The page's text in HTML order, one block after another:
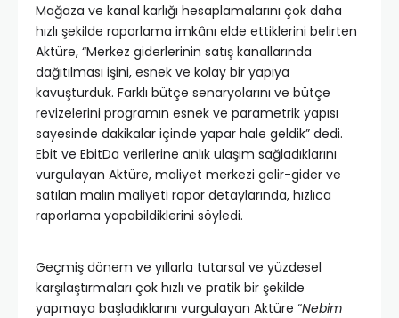
Mağaza ve kanal karlığı hesaplamalarını çok daha
hızlı şekilde raporlama imkânı elde ettiklerini belirten
Aktüre, “Merkez giderlerinin satış kanallarında
dağıtılması işini, esnek ve kolay bir yapıya
kavuşturduk. Farklı bütçe senaryolarını ve bütçe
revizelerini programın esnek ve parametrik yapısı
sayesinde dakikalar içinde yapar hale geldik” dedi.
Ebit ve EbitDa verilerine anlık ulaşım sağladıklarını
vurgulayan Aktüre, maliyet merkezi gelir-gider ve
satılan malın maliyeti rapor detaylarında, hızlıca
raporlama yapabildiklerini söyledi.
Geçmiş dönem ve yıllarla tutarsal ve yüzdesel
karşılaştırmaları çok hızlı ve pratik bir şekilde
yapmaya başladıklarını vurgulayan Aktüre “Nebim